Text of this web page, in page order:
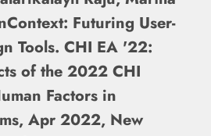
Futuring User-
Tools. CHI EA '22:
of the 2022 CHI
Factors in
Apr 2022, New